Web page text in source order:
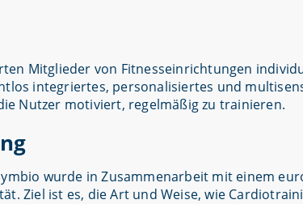
Mitglieder von Fitnesseinrichtungen
integriertes, personalisiertes und
Nutzer motiviert, regelmäßig zu trainieren.
wurde in Zusammenarbeit mit einem
Ziel ist es, die Art und Weise, wie